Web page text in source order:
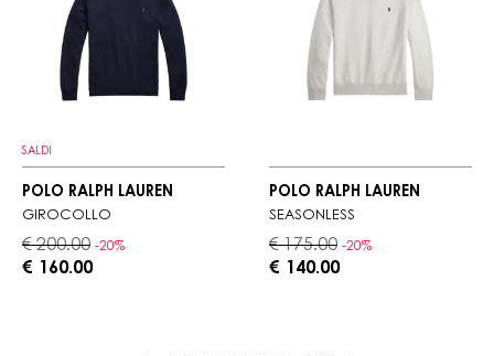
SALDI
POLO RALPH LAUREN
GIROCOLLO
€ 200.00 -20%
€ 160.00
POLO RALPH LAUREN
SEASONLESS
€ 175.00 -20%
€ 140.00